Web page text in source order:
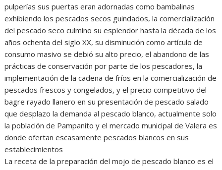
pulperías sus puertas eran adornadas como bambalinas
exhibiendo los pescados secos guindados, la comercialización
del pescado seco culmino su esplendor hasta la década de los
años ochenta del siglo XX, su disminución como artículo de
consumo masivo se debió su alto precio, el abandono de las
prácticas de conservación por parte de los pescadores, la
implementación de la cadena de fríos en la comercialización de
pescados frescos y congelados, y el precio competitivo del
bagre rayado llanero en su presentación de pescado salado
que desplazo la demanda al pescado blanco, actualmente solo
la población de Pampanito y el mercado municipal de Valera es
donde ofertan escasamente pescados blancos en sus
establecimientos
La receta de la preparación del mojo de pescado blanco es el